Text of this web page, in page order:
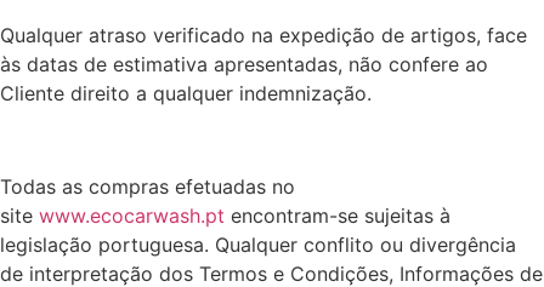
Qualquer atraso verificado na expedição de artigos, face
às datas de estimativa apresentadas, não confere ao
Cliente direito a qualquer indemnização.
Todas as compras efetuadas no
site www.ecocarwash.pt encontram-se sujeitas à
legislação portuguesa. Qualquer conflito ou divergência
de interpretação dos Termos e Condições, Informações de